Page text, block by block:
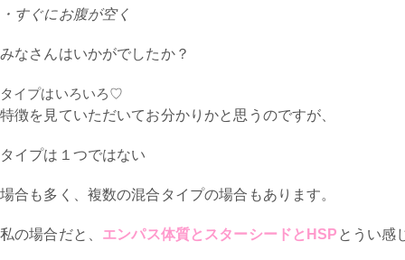
・すぐにお腹が空く
みなさんはいかがでしたか？
タイプはいろいろ♡
特徴を見ていただいてお分かりかと思うのですが、
タイプは１つではない
場合も多く、複数の混合タイプの場合もあります。
私の場合だと、 エンパス体質とスターシードとHSP とうい感